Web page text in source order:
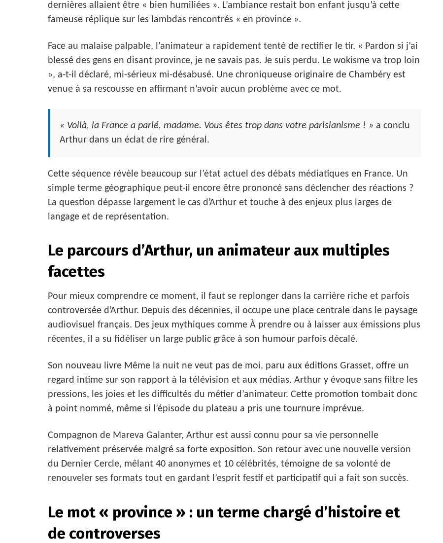
dernières allaient être « bien humiliées ». L’ambiance restait bon enfant jusqu’à cette
fameuse réplique sur les lambdas rencontrés « en province ».
Face au malaise palpable, l’animateur a rapidement tenté de rectifier le tir. « Pardon si j’ai
blessé des gens en disant province, je ne savais pas. Je suis perdu. Le wokisme va trop loin
», a-t-il déclaré, mi-sérieux mi-désabusé. Une chroniqueuse originaire de Chambéry est
venue à sa rescousse en affirmant n’avoir aucun problème avec ce mot.
« Voilà, la France a parlé, madame. Vous êtes trop dans votre parisianisme ! » a conclu
Arthur dans un éclat de rire général.
Cette séquence révèle beaucoup sur l’état actuel des débats médiatiques en France. Un
simple terme géographique peut-il encore être prononcé sans déclencher des réactions ?
La question dépasse largement le cas d’Arthur et touche à des enjeux plus larges de
langage et de représentation.
Le parcours d’Arthur, un animateur aux multiples
facettes
Pour mieux comprendre ce moment, il faut se replonger dans la carrière riche et parfois
controversée d’Arthur. Depuis des décennies, il occupe une place centrale dans le paysage
audiovisuel français. Des jeux mythiques comme À prendre ou à laisser aux émissions plus
récentes, il a su fidéliser un large public grâce à son humour parfois décalé.
Son nouveau livre Même la nuit ne veut pas de moi, paru aux éditions Grasset, offre un
regard intime sur son rapport à la télévision et aux médias. Arthur y évoque sans filtre les
pressions, les joies et les difficultés du métier d’animateur. Cette promotion tombait donc
à point nommé, même si l’épisode du plateau a pris une tournure imprévue.
Compagnon de Mareva Galanter, Arthur est aussi connu pour sa vie personnelle
relativement préservée malgré sa forte exposition. Son retour avec une nouvelle version
du Dernier Cercle, mêlant 40 anonymes et 10 célébrités, témoigne de sa volonté de
renouveler ses formats tout en gardant l’esprit festif et participatif qui a fait son succès.
Le mot « province » : un terme chargé d’histoire et
de controverses